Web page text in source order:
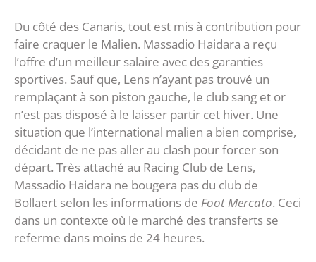
Du côté des Canaris, tout est mis à contribution pour
faire craquer le Malien. Massadio Haidara a reçu
l’offre d’un meilleur salaire avec des garanties
sportives. Sauf que, Lens n’ayant pas trouvé un
remplaçant à son piston gauche, le club sang et or
n’est pas disposé à le laisser partir cet hiver. Une
situation que l’international malien a bien comprise,
décidant de ne pas aller au clash pour forcer son
départ. Très attaché au Racing Club de Lens,
Massadio Haidara ne bougera pas du club de
Bollaert selon les informations de Foot Mercato. Ceci
dans un contexte où le marché des transferts se
referme dans moins de 24 heures.